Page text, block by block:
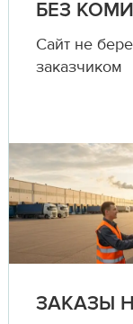
БЕЗ
Сайт не
заказчиком
ЗАКАЗЫ